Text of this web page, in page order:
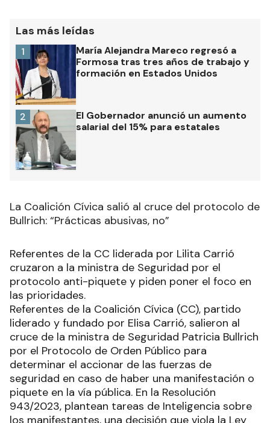
Las más leídas
María Alejandra Mareco regresó a
Formosa tras tres años de trabajo y
formación en Estados Unidos
1
El Gobernador anunció un aumento
salarial del 15% para estatales
2
La Coalición Cívica salió al cruce del protocolo de
Bullrich: “Prácticas abusivas, no”
Referentes de la CC liderada por Lilita Carrió
cruzaron a la ministra de Seguridad por el
protocolo anti-piquete y piden poner el foco en
las prioridades.
Referentes de la Coalición Cívica (CC), partido
liderado y fundado por Elisa Carrió, salieron al
cruce de la ministra de Seguridad Patricia Bullrich
por el Protocolo de Orden Público para
determinar el accionar de las fuerzas de
seguridad en caso de haber una manifestación o
piquete en la vía pública. En la Resolución
943/2023, plantean tareas de Inteligencia sobre
los manifestantes, una decisión que viola la Ley